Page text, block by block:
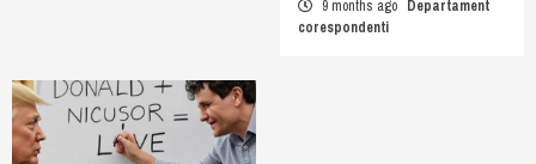
9 months ago Departament
corespondenti